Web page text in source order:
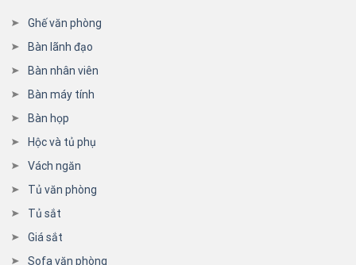
Ghế văn phòng
Bàn lãnh đạo
Bàn nhân viên
Bàn máy tính
Bàn họp
Hộc và tủ phụ
Vách ngăn
Tủ văn phòng
Tủ sắt
Giá sắt
Sofa văn phòng